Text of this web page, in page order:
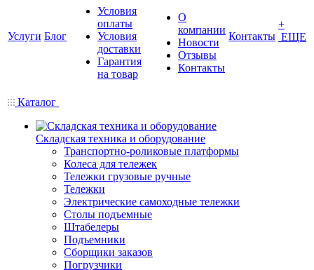
Услуги Блог
Условия
оплаты
Условия
доставки
Гарантия
на товар
О
компании
Новости
Отзывы
Контакты
Контакты
+
ЕЩЕ
Каталог
Складская техника и оборудование
Транспортно-роликовые платформы
Колеса для тележек
Тележки грузовые ручные
Тележки
Электрические самоходные тележки
Столы подъемные
Штабелеры
Подъемники
Сборщики заказов
Погрузчики